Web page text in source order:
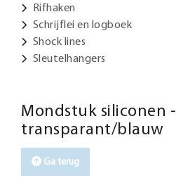
Rifhaken
Schrijflei en logboek
Shock lines
Sleutelhangers
Mondstuk siliconen -
transparant/blauw
Ga terug